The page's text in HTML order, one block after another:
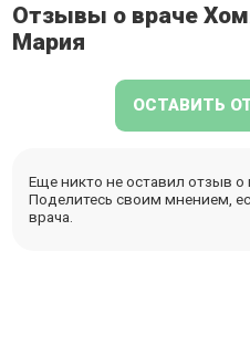
Отзывы о враче
Мария
ОСТАВИТЬ
Еще никто не оставил отзыв о
Поделитесь своим мнением,
врача.